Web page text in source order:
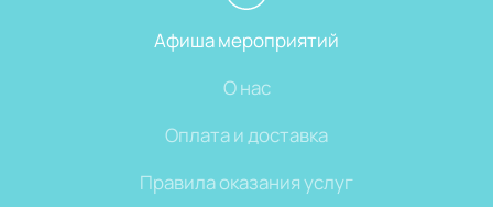
Афиша мероприятий
О нас
Оплата и доставка
Правила оказания услуг